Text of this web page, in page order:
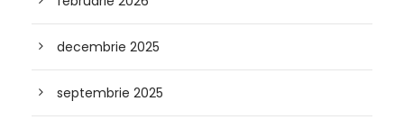
decembrie 2025
septembrie 2025